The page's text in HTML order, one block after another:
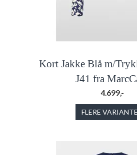
Kort Jakke Blå m/
J41 fra
4.699,-
FLERE